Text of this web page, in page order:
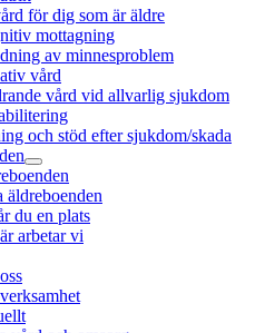
för dig som är äldre
mottagning
av minnesproblem
vård
vård vid allvarlig sjukdom
och stöd efter sjukdom/skada
äldreboenden
du en plats
arbetar vi